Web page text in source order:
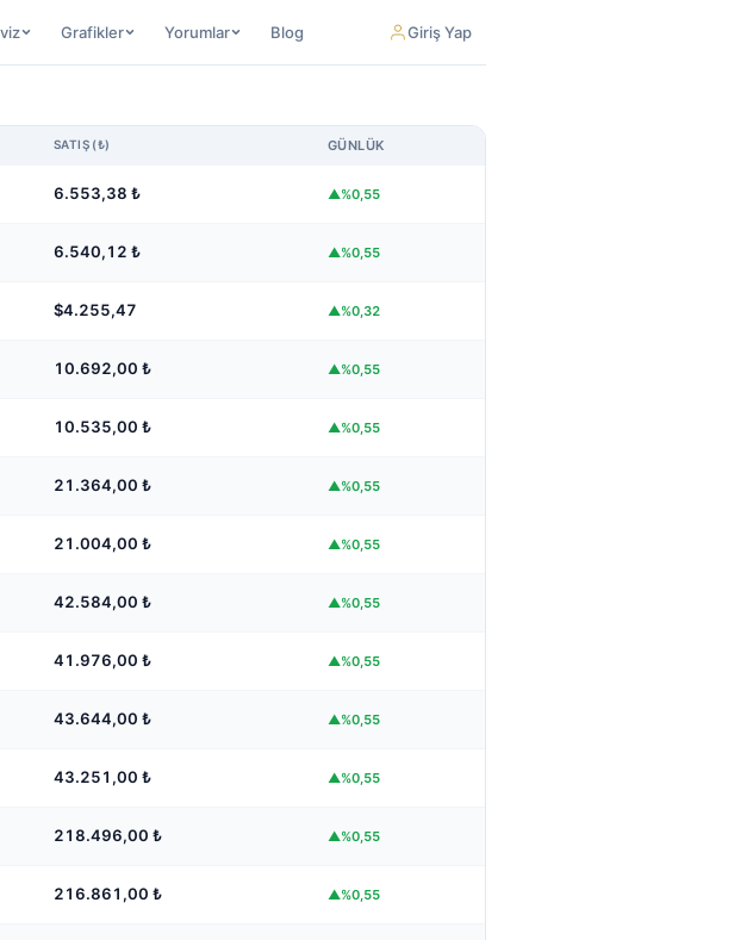
Grafikler Yorumlar Blog Giriş Yap
SATIŞ (₺) GÜNLÜK
6.553,38 ₺ ▲%0,55
6.540,12 ₺ ▲%0,55
$4.255,47 ▲%0,32
10.692,00 ₺ ▲%0,55
10.535,00 ₺ ▲%0,55
21.364,00 ₺ ▲%0,55
21.004,00 ₺ ▲%0,55
42.584,00 ₺ ▲%0,55
41.976,00 ₺ ▲%0,55
43.644,00 ₺ ▲%0,55
43.251,00 ₺ ▲%0,55
218.496,00 ₺ ▲%0,55
216.861,00 ₺ ▲%0,55